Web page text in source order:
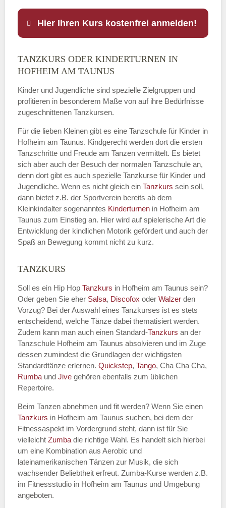
Hier Ihren Kurs kostenfrei anmelden!
Name*
E-Mail*
Name der Tanzschule
Kontakt E-Mail
Name des Tanzkurs*
Tanzart*
TANZKURS ODER KINDERTURNEN IN
HOFHEIM AM TAUNUS
Kinder und Jugendliche sind spezielle Zielgruppen und
profitieren in besonderem Maße von auf ihre Bedürfnisse
zugeschnittenen Tanzkursen.
Für die lieben Kleinen gibt es eine Tanzschule für Kinder in
Hofheim am Taunus. Kindgerecht werden dort die ersten
Tanzschritte und Freude am Tanzen vermittelt. Es bietet
sich aber auch der Besuch der normalen Tanzschule an,
denn dort gibt es auch spezielle Tanzkurse für Kinder und
Jugendliche. Wenn es nicht gleich ein Tanzkurs sein soll,
dann bietet z.B. der Sportverein bereits ab dem
Kleinkindalter sogenanntes Kinderturnen in Hofheim am
Taunus zum Einstieg an. Hier wird auf spielerische Art die
Entwicklung der kindlichen Motorik gefördert und auch der
Spaß an Bewegung kommt nicht zu kurz.
TANZKURS
Soll es ein Hip Hop Tanzkurs in Hofheim am Taunus sein?
Oder geben Sie eher Salsa, Discofox oder Walzer den
Vorzug? Bei der Auswahl eines Tanzkurses ist es stets
entscheidend, welche Tänze dabei thematisiert werden.
Zudem kann man auch einen Standard-Tanzkurs an der
Tanzschule Hofheim am Taunus absolvieren und im Zuge
dessen zumindest die Grundlagen der wichtigsten
Standardtänze erlernen. Quickstep, Tango, Cha Cha Cha,
Rumba und Jive gehören ebenfalls zum üblichen
Repertoire.
Beim Tanzen abnehmen und fit werden? Wenn Sie einen
Tanzkurs in Hofheim am Taunus suchen, bei dem der
Fitnessaspekt im Vordergrund steht, dann ist für Sie
vielleicht Zumba die richtige Wahl. Es handelt sich hierbei
um eine Kombination aus Aerobic und
lateinamerikanischen Tänzen zur Musik, die sich
wachsender Beliebtheit erfreut. Zumba-Kurse werden z.B.
im Fitnessstudio in Hofheim am Taunus und Umgebung
angeboten.